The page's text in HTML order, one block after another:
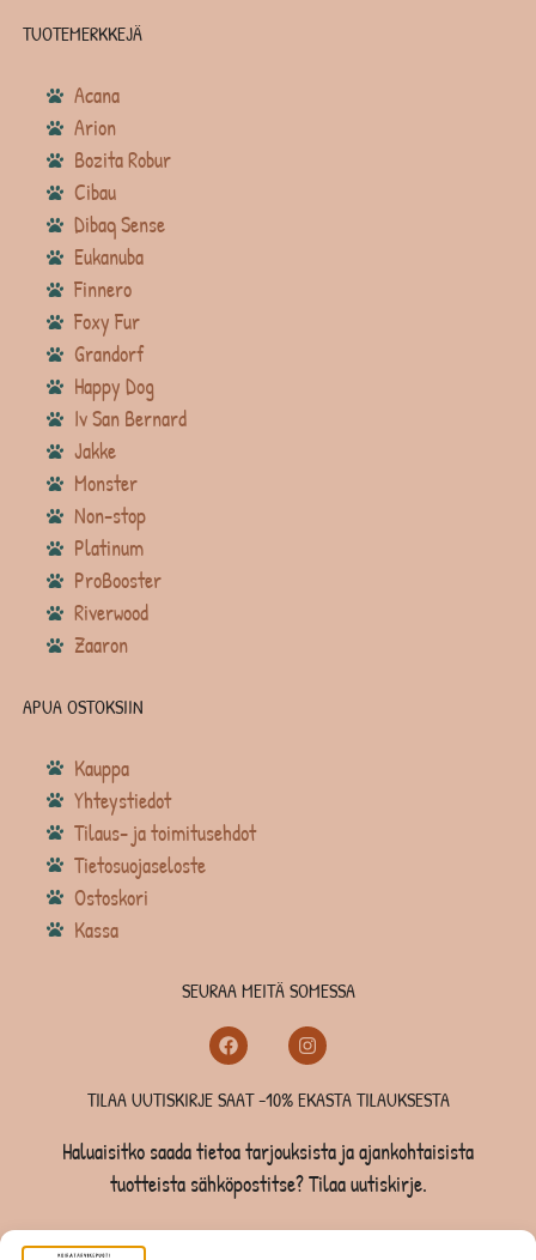
TUOTEMERKKEJÄ
Acana
Arion
Bozita Robur
Cibau
Dibaq Sense
Eukanuba
Finnero
Foxy Fur
Grandorf
Happy Dog
Iv San Bernard
Jakke
Monster
Non-stop
Platinum
ProBooster
Riverwood
Zaaron
APUA OSTOKSIIN
Kauppa
Yhteystiedot
Tilaus- ja toimitusehdot
Tietosuojaseloste
Ostoskori
Kassa
SEURAA MEITÄ SOMESSA
TILAA UUTISKIRJE SAAT -10% EKASTA TILAUKSESTA
Haluaisitko saada tietoa tarjouksista ja ajankohtaisista
tuotteista sähköpostitse? Tilaa uutiskirje.
TILAA UUTISKIRJE -SAAT -10% EKASTA TILAUKSESTA